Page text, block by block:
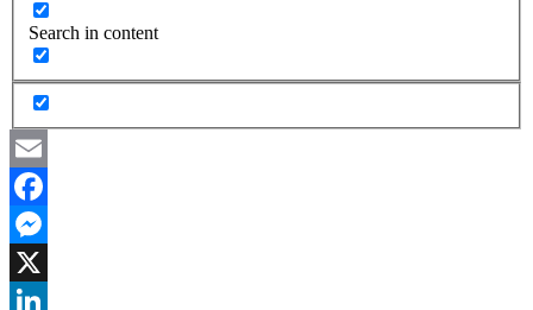
Search in content
Email
Facebook
Messenger
X